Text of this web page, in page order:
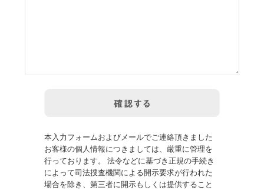
本入力フォームおよびメールでご連絡頂きました
お客様の個人情報につきましては、厳重に管理を
行っております。 法令などに基づき正規の手続き
によって司法捜査機関による開示要求が行われた
場合を除き、第三者に開示もしくは提供すること